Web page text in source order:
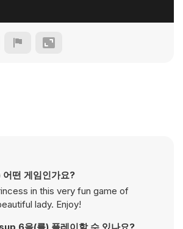
떤 게임인가요?
in this very fun game of
lady. Enjoy!